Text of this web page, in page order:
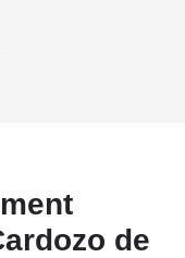
de